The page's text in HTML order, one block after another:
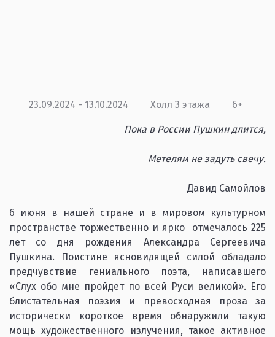
23.09.2024 - 13.10.2024 Холл 3 этажа 6+
Пока в России Пушкин длится,
Метелям не задуть свечу.
Давид Самойлов
6 июня в нашей стране и в мировом культурном
пространстве торжественно и ярко отмечалось 225
лет со дня рождения Александра Сергеевича
Пушкина. Поистине ясновидящей силой обладало
предчувствие гениального поэта, написавшего
«Слух обо мне пройдет по всей Руси великой». Его
блистательная поэзия и превосходная проза за
исторически короткое время обнаружили такую
мощь художественного излучения, такое активное